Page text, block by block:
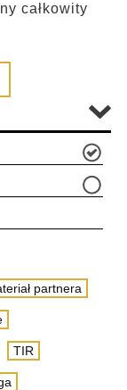
całkowity
partnera
TIR